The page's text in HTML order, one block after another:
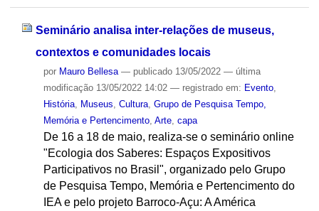
Seminário analisa inter-relações de museus,
contextos e comunidades locais
por Mauro Bellesa — publicado13/05/2022 — última
modificação13/05/2022 14:02 — registrado em: Evento,
História, Museus Cultura, Grupo de Pesquisa Tempo,
Memória e Pertencimento, Arte, capa
De 16 a 18 de maio, realiza-se o seminário online
"Ecologia dos Saberes: Espaços Expositivos
Participativos no Brasil", organizado pelo Grupo
de Pesquisa Tempo, Memória e Pertencimento do
IEA e pelo projeto Barroco-Açu: A América